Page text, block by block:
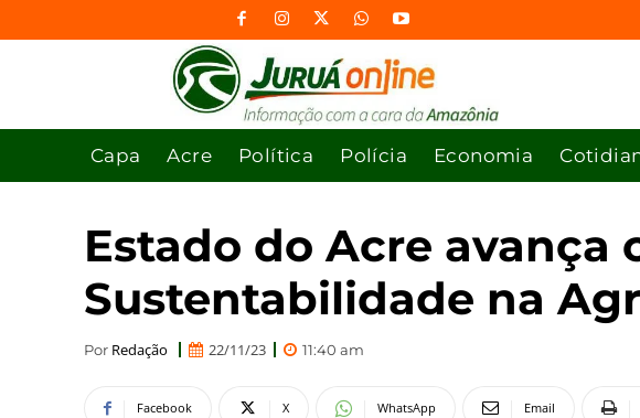
Capa Acre Política Polícia Economia
Estado do Acre avança
Sustentabilidade na
Por Redação 22/11/23 11:40 am
Facebook X WhatsApp Email